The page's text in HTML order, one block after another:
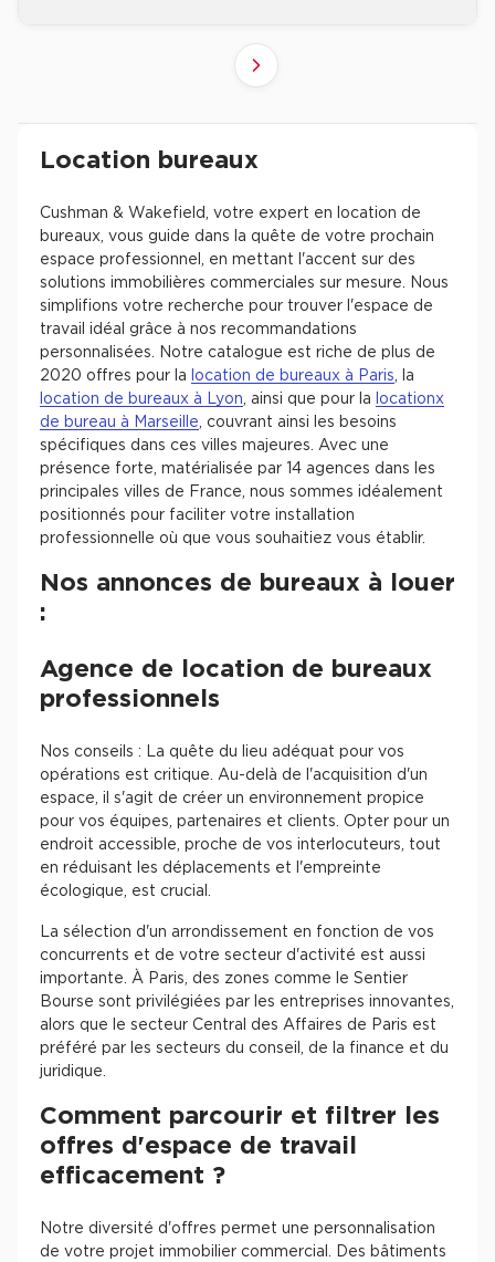
Suivant
Revenir à l'accueil -
Location bureaux
Cushman & Wakefield, votre expert en location de
bureaux, vous guide dans la quête de votre prochain
espace professionnel, en mettant l'accent sur des
solutions immobilières commerciales sur mesure. Nous
simplifions votre recherche pour trouver l'espace de
travail idéal grâce à nos recommandations
personnalisées. Notre catalogue est riche de plus de
2020 offres pour la
location de bureaux à Paris, la
location de bureaux à Lyon, ainsi que pour la
locationx
de bureau à Marseille, couvrant ainsi les besoins
spécifiques dans ces villes majeures. Avec une
présence forte, matérialisée par 14 agences dans les
principales villes de France, nous sommes idéalement
positionnés pour faciliter votre installation
professionnelle où que vous souhaitiez vous établir.
Nos annonces de bureaux à louer
:
Agence de location de bureaux
professionnels
Nos conseils : La quête du lieu adéquat pour vos
opérations est critique. Au-delà de l'acquisition d'un
espace, il s'agit de créer un environnement propice
pour vos équipes, partenaires et clients. Opter pour un
endroit accessible, proche de vos interlocuteurs, tout
en réduisant les déplacements et l'empreinte
écologique, est crucial.
La sélection d'un arrondissement en fonction de vos
concurrents et de votre secteur d'activité est aussi
importante. À Paris, des zones comme le Sentier
Bourse sont privilégiées par les entreprises innovantes,
alors que le secteur Central des Affaires de Paris est
préféré par les secteurs du conseil, de la finance et du
juridique.
Comment parcourir et filtrer les
offres d'espace de travail
efficacement ?
Notre diversité d'offres permet une personnalisation
de votre projet immobilier commercial. Des bâtiments